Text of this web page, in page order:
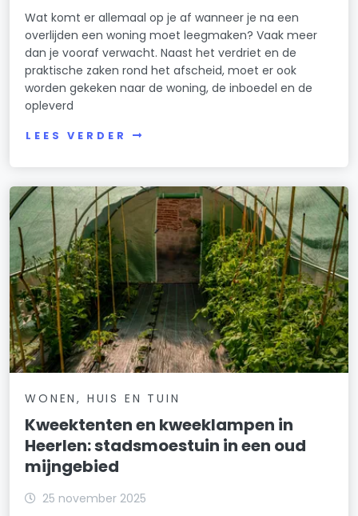
Wat komt er allemaal op je af wanneer je na een
overlijden een woning moet leegmaken? Vaak meer
dan je vooraf verwacht. Naast het verdriet en de
praktische zaken rond het afscheid, moet er ook
worden gekeken naar de woning, de inboedel en de
opleverd
LEES VERDER
WONEN, HUIS EN TUIN
Kweektenten en kweeklampen in
Heerlen: stadsmoestuin in een oud
mijngebied
25 november 2025